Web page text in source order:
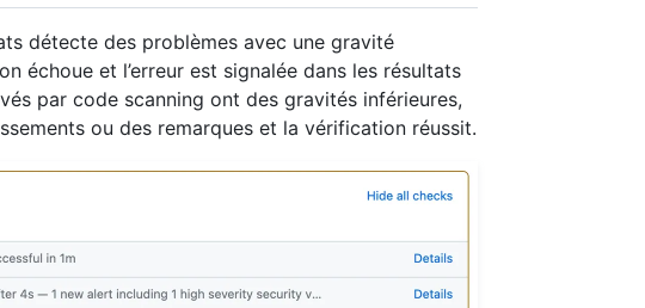
détecte des problèmes avec une gravité
échoue et l’erreur est signalée dans les résultats
par code scanning ont des gravités inférieures,
ou des remarques et la vérification réussit.